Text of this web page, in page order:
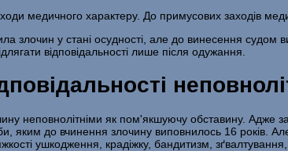
медичного характеру. До примусових заходів
злочин у стані осудності, але до винесення судом
відповідальності лише після одужання.
не­повнолітніми як пом'якшуючу обставину. Адже
яким до вчинення злочину виповнилось 16
ушкодження, крадіжку, бандитизм,